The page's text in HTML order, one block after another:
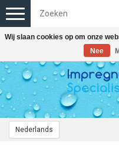
Nederlands
Toggle
navigation
Wij slaan cookies op om onze
Nee